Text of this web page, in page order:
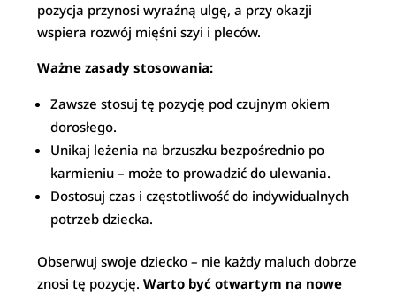
pozycja przynosi wyraźną ulgę, a przy okazji
wspiera rozwój mięśni szyi i pleców.
Ważne zasady stosowania:
Zawsze stosuj tę pozycję pod czujnym okiem
dorosłego.
Unikaj leżenia na brzuszku bezpośrednio po
karmieniu – może to prowadzić do ulewania.
Dostosuj czas i częstotliwość do indywidualnych
potrzeb dziecka.
Obserwuj swoje dziecko – nie każdy maluch dobrze
znosi tę pozycję.Warto być otwartym na nowe